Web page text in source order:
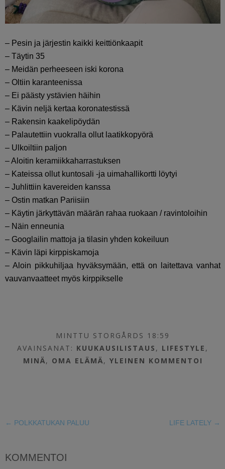
– Pesin ja järjestin kaikki keittiönkaapit
– Täytin 35
– Meidän perheeseen iski korona
– Oltiin karanteenissa
– Ei päästy ystävien häihin
– Kävin neljä kertaa koronatestissä
– Rakensin kaakelipöydän
– Palautettiin vuokralla ollut laatikkopyörä
– Ulkoiltiin paljon
– Aloitin keramiikkaharrastuksen
– Kateissa ollut kuntosali -ja uimahallikortti löytyi
– Juhlittiin kavereiden kanssa
– Ostin matkan Pariisiin
– Käytin järkyttävän määrän rahaa ruokaan / ravintoloihin
– Näin enneunia
– Googlailin mattoja ja tilasin yhden kokeiluun
– Kävin läpi kirppiskamoja
– Aloin pikkuhiljaa hyväksymään, että on laitettava vanhat
vauvanvaatteet myös kirppikselle
MINTTU STORGÅRDS 18:59
AVAINSANAT: KUUKAUSILISTAUS , LIFESTYLE ,
MINÄ, OMA ELÄMÄ, YLEINEN KOMMENTOI
← POLKKATUKAN PALUU LIFE LATELY →
KOMMENTOI